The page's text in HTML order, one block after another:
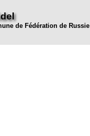
de Fédération de Russie